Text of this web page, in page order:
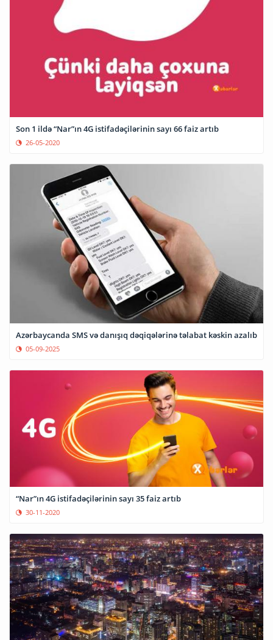
Son 1 ildə “Nar”ın 4G istifadəçilərinin sayı 66 faiz artıb
26-05-2020
Azərbaycanda SMS və danışıq dəqiqələrinə təlabat kəskin azalıb
05-09-2025
“Nar”ın 4G istifadəçilərinin sayı 35 faiz artıb
30-11-2020